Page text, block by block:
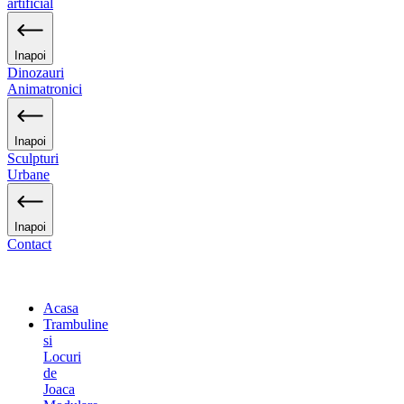
artificial
Inapoi
Dinozauri
Animatronici
Inapoi
Sculpturi
Urbane
Inapoi
Contact
Acasa
Trambuline
si
Locuri
de
Joaca